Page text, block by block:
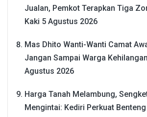
Jualan, Pemkot Terapkan Tiga
Kaki 5 Agustus 2026
Mas Dhito Wanti-Wanti Camat
Jangan Sampai Warga
Agustus 2026
Harga Tanah Melambung,
Mengintai: Kediri Perkuat